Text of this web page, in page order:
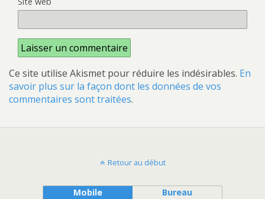
Ce site utilise Akismet pour réduire les indésirables. En
savoir plus sur la façon dont les données de vos
commentaires sont traitées.
Retour au début
Mobile Bureau